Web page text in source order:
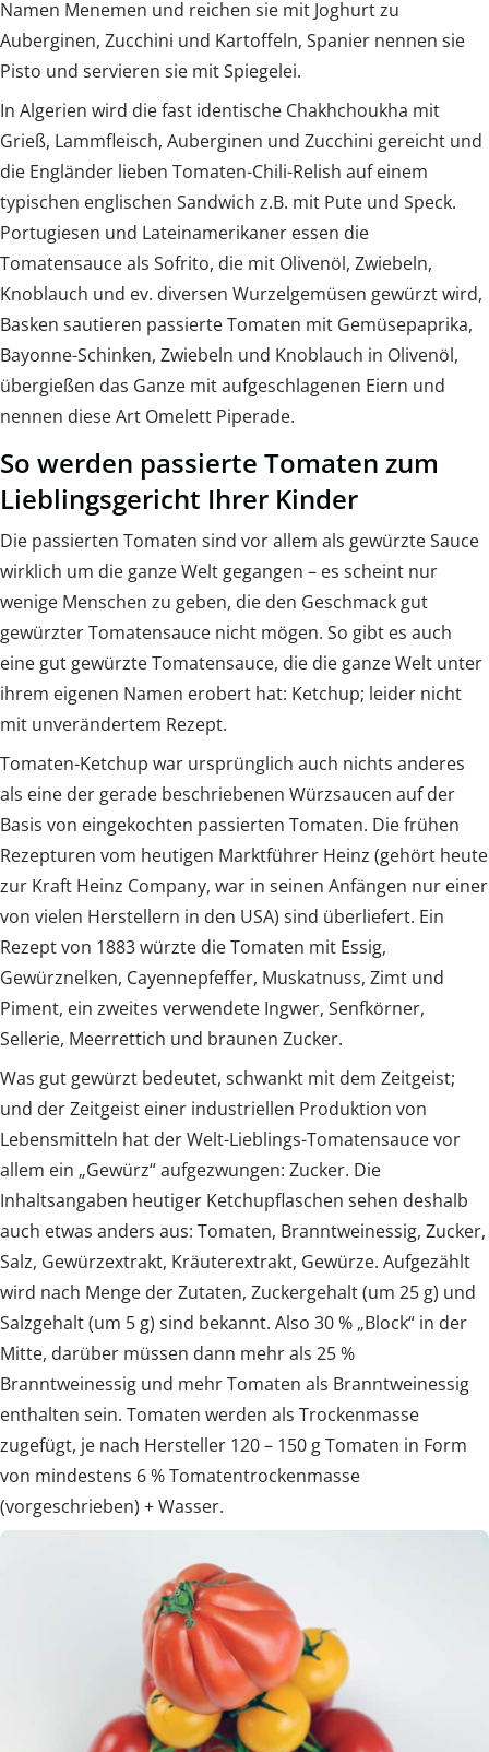
Namen Menemen und reichen sie mit Joghurt zu
Auberginen, Zucchini und Kartoffeln, Spanier nennen sie
Pisto und servieren sie mit Spiegelei.
In Algerien wird die fast identische Chakhchoukha mit
Grieß, Lammfleisch, Auberginen und Zucchini gereicht und
die Engländer lieben Tomaten-Chili-Relish auf einem
typischen englischen Sandwich z.B. mit Pute und Speck.
Portugiesen und Lateinamerikaner essen die
Tomatensauce als Sofrito, die mit Olivenöl, Zwiebeln,
Knoblauch und ev. diversen Wurzelgemüsen gewürzt wird,
Basken sautieren passierte Tomaten mit Gemüsepaprika,
Bayonne-Schinken, Zwiebeln und Knoblauch in Olivenöl,
übergießen das Ganze mit aufgeschlagenen Eiern und
nennen diese Art Omelett Piperade.
So werden passierte Tomaten zum
Lieblingsgericht Ihrer Kinder
Die passierten Tomaten sind vor allem als gewürzte Sauce
wirklich um die ganze Welt gegangen – es scheint nur
wenige Menschen zu geben, die den Geschmack gut
gewürzter Tomatensauce nicht mögen. So gibt es auch
eine gut gewürzte Tomatensauce, die die ganze Welt unter
ihrem eigenen Namen erobert hat: Ketchup; leider nicht
mit unverändertem Rezept.
Tomaten-Ketchup war ursprünglich auch nichts anderes
als eine der gerade beschriebenen Würzsaucen auf der
Basis von eingekochten passierten Tomaten. Die frühen
Rezepturen vom heutigen Marktführer Heinz (gehört heute
zur Kraft Heinz Company, war in seinen Anfängen nur einer
von vielen Herstellern in den USA) sind überliefert. Ein
Rezept von 1883 würzte die Tomaten mit Essig,
Gewürznelken, Cayennepfeffer, Muskatnuss, Zimt und
Piment, ein zweites verwendete Ingwer, Senfkörner,
Sellerie, Meerrettich und braunen Zucker.
Was gut gewürzt bedeutet, schwankt mit dem Zeitgeist;
und der Zeitgeist einer industriellen Produktion von
Lebensmitteln hat der Welt-Lieblings-Tomatensauce vor
allem ein „Gewürz“ aufgezwungen: Zucker. Die
Inhaltsangaben heutiger Ketchupflaschen sehen deshalb
auch etwas anders aus: Tomaten, Branntweinessig, Zucker,
Salz, Gewürzextrakt, Kräuterextrakt, Gewürze. Aufgezählt
wird nach Menge der Zutaten, Zuckergehalt (um 25 g) und
Salzgehalt (um 5 g) sind bekannt. Also 30 % „Block“ in der
Mitte, darüber müssen dann mehr als 25 %
Branntweinessig und mehr Tomaten als Branntweinessig
enthalten sein. Tomaten werden als Trockenmasse
zugefügt, je nach Hersteller 120 – 150 g Tomaten in Form
von mindestens 6 % Tomatentrockenmasse
(vorgeschrieben) + Wasser.